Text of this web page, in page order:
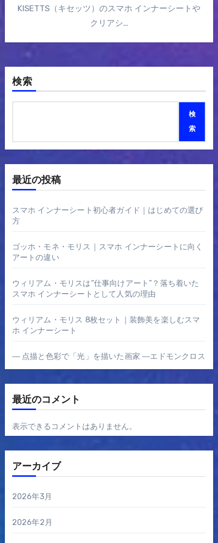
KISETTS（キセッツ）のスマホ インナーシートや
クリアシ…
検索
検
索
最近の投稿
スマホ インナーシート初心者ガイド｜はじめての選び
方
ゴッホ・モネ・モリス｜スマホ インナーシートに向く
アートの違い
ウィリアム・モリスは“仕事向けアート”？落ち着いた
スマホ インナーシートとして人気の理由
ウィリアム・モリス 8枚セット｜装飾美を楽しむスマ
ホ インナーシート
― 点描と色彩で「光」を描いた画家 ―エドモンクロス
最近のコメント
表示できるコメントはありません。
アーカイブ
2026年3月
2026年2月